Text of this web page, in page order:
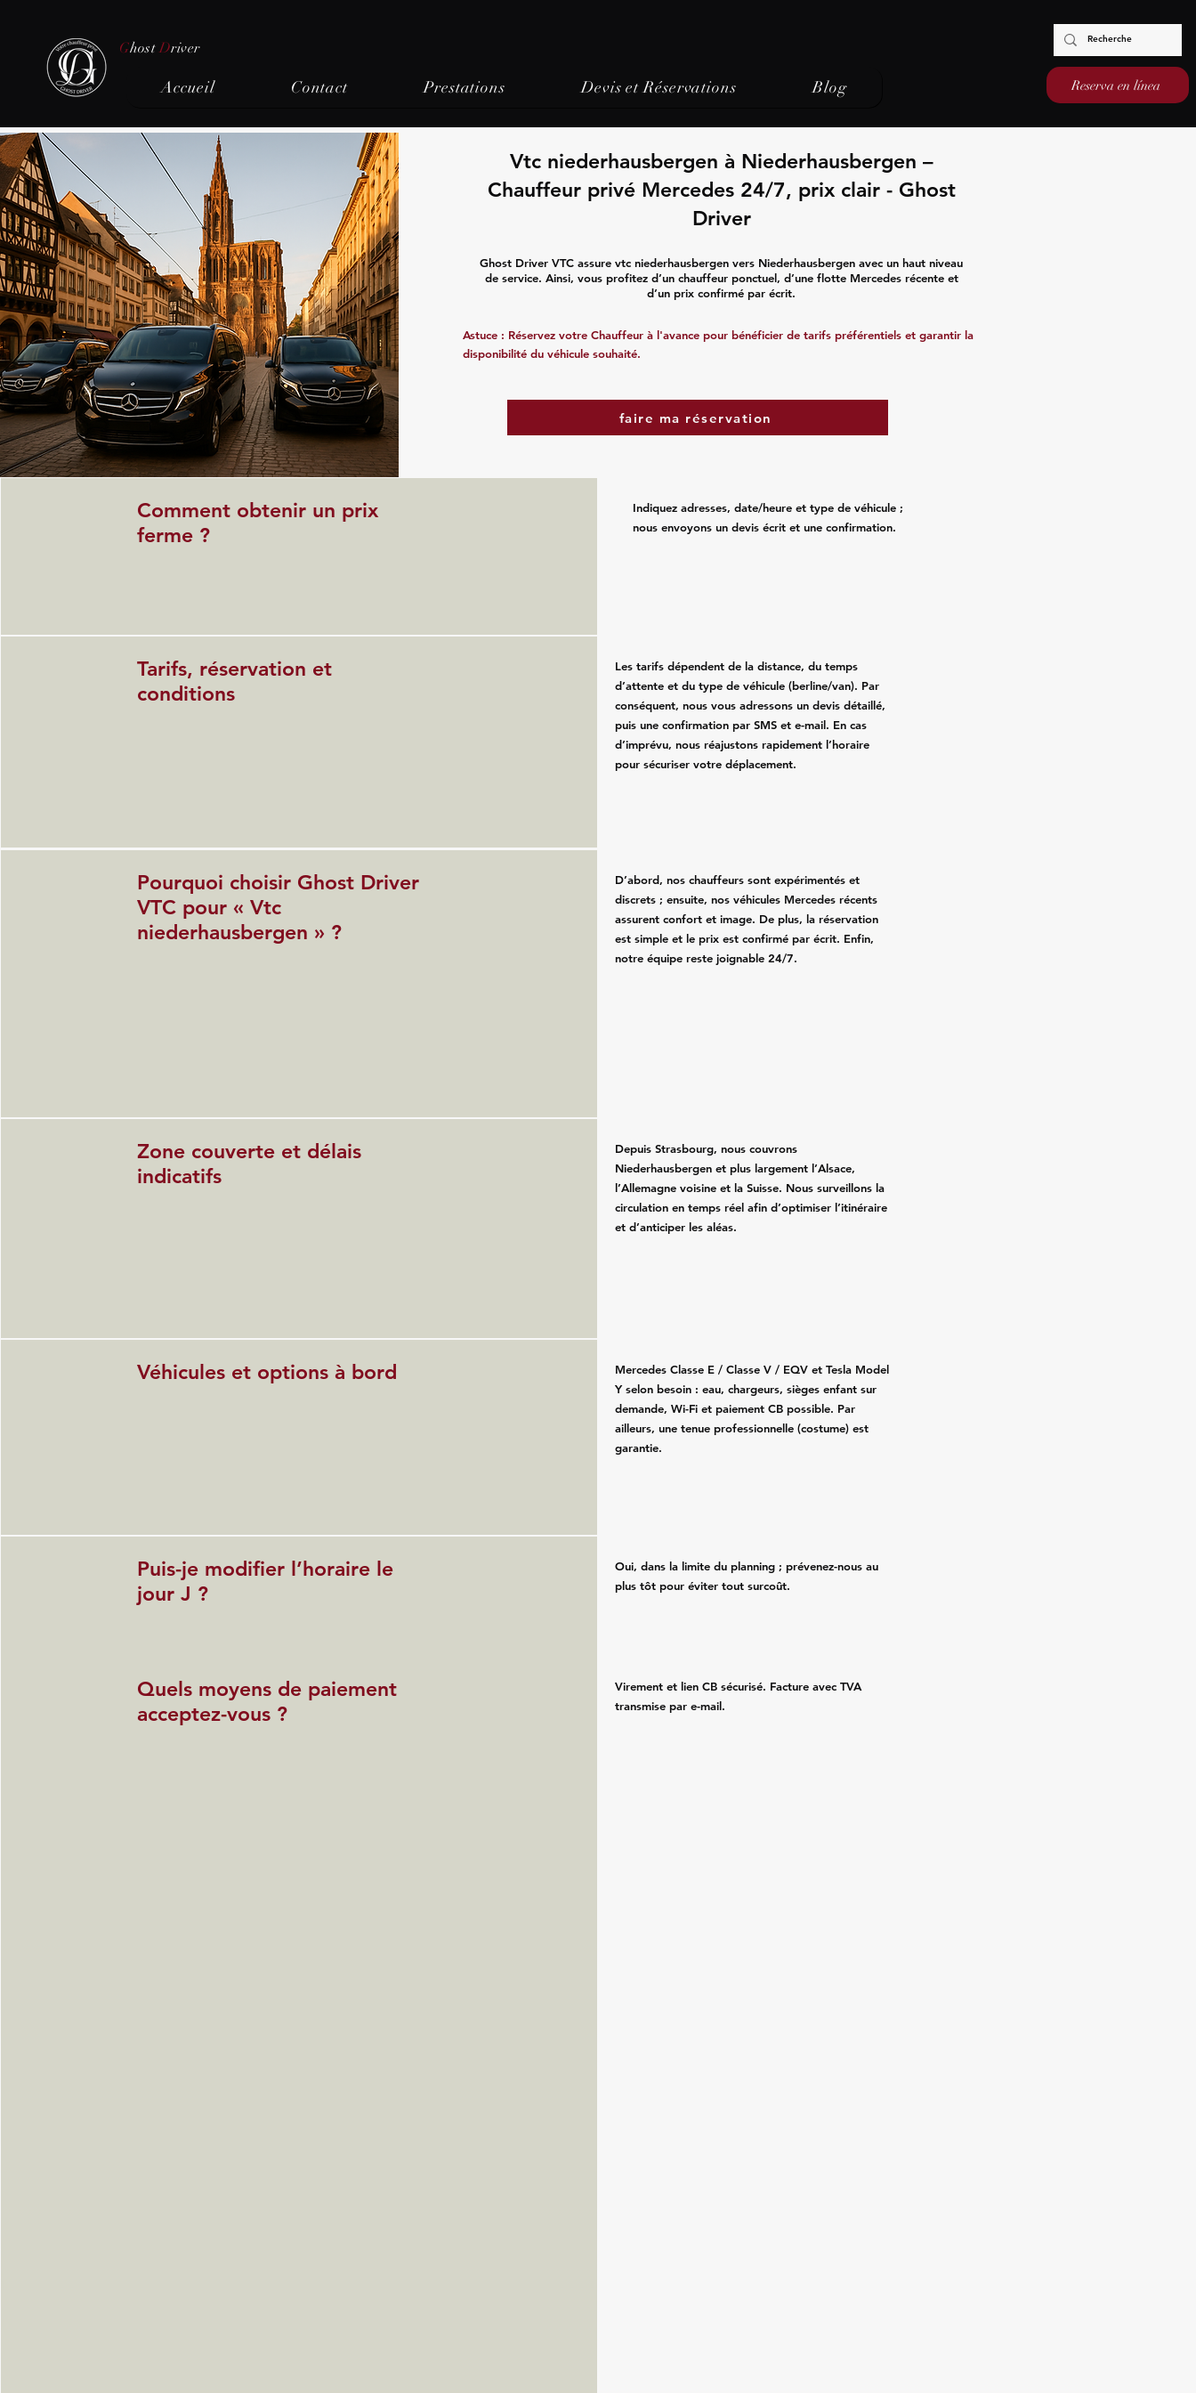
Ghost Driver
Accueil Contact Prestations Devis et Réservations Blog Reserva en línea
Vtc niederhausbergen à Niederhausbergen –
Chauffeur privé Mercedes 24/7, prix clair - Ghost
Driver
Ghost Driver VTC assure vtc niederhausbergen vers Niederhausbergen avec un haut niveau
de service. Ainsi, vous profitez d’un chauffeur ponctuel, d’une flotte Mercedes récente et
d’un prix confirmé par écrit.
Astuce : Réservez votre Chauffeur à l'avance pour bénéficier de tarifs préférentiels et garantir la
disponibilité du véhicule souhaité.
faire ma réservation
Comment obtenir un prix
ferme ?
Indiquez adresses, date/heure et type de véhicule ;
nous envoyons un devis écrit et une confirmation.
Tarifs, réservation et
conditions
Les tarifs dépendent de la distance, du temps
d’attente et du type de véhicule (berline/van). Par
conséquent, nous vous adressons un devis détaillé,
puis une confirmation par SMS et e-mail. En cas
d’imprévu, nous réajustons rapidement l’horaire
pour sécuriser votre déplacement.
Pourquoi choisir Ghost Driver
VTC pour « Vtc
niederhausbergen » ?
D’abord, nos chauffeurs sont expérimentés et
discrets ; ensuite, nos véhicules Mercedes récents
assurent confort et image. De plus, la réservation
est simple et le prix est confirmé par écrit. Enfin,
notre équipe reste joignable 24/7.
Zone couverte et délais
indicatifs
Depuis Strasbourg, nous couvrons
Niederhausbergen et plus largement l’Alsace,
l’Allemagne voisine et la Suisse. Nous surveillons la
circulation en temps réel afin d’optimiser l’itinéraire
et d’anticiper les aléas.
Véhicules et options à bord
Mercedes Classe E / Classe V / EQV et Tesla Model
Y selon besoin : eau, chargeurs, sièges enfant sur
demande, Wi-Fi et paiement CB possible. Par
ailleurs, une tenue professionnelle (costume) est
garantie.
Puis-je modifier l’horaire le
jour J ?
Oui, dans la limite du planning ; prévenez-nous au
plus tôt pour éviter tout surcoût.
Quels moyens de paiement
acceptez-vous ?
Virement et lien CB sécurisé. Facture avec TVA
transmise par e-mail.